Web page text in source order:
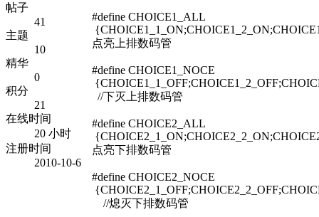
帖子
41
主题
10
精华
0
积分
21
在线时间
20 小时
注册时间
2010-10-6
#define CHOICE1_ALL
点亮上排数码管
#define CHOICE1_NOCE
//下灭上排数码管
#define CHOICE2_ALL
点亮下排数码管
#define CHOICE2_NOCE
//熄灭下排数码管